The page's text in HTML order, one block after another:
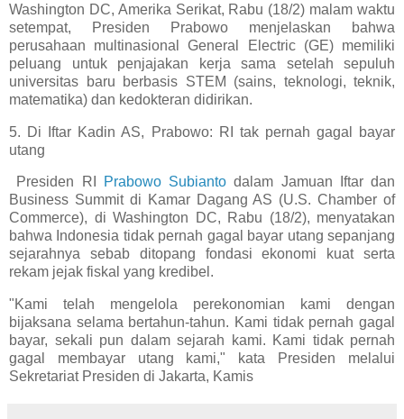
Washington DC, Amerika Serikat, Rabu (18/2) malam waktu
setempat, Presiden Prabowo menjelaskan bahwa
perusahaan multinasional General Electric (GE) memiliki
peluang untuk penjajakan kerja sama setelah sepuluh
universitas baru berbasis STEM (sains, teknologi, teknik,
matematika) dan kedokteran didirikan.
5. Di Iftar Kadin AS, Prabowo: RI tak pernah gagal bayar
utang
Presiden RI Prabowo Subianto dalam Jamuan Iftar dan
Business Summit di Kamar Dagang AS (U.S. Chamber of
Commerce), di Washington DC, Rabu (18/2), menyatakan
bahwa Indonesia tidak pernah gagal bayar utang sepanjang
sejarahnya sebab ditopang fondasi ekonomi kuat serta
rekam jejak fiskal yang kredibel.
"Kami telah mengelola perekonomian kami dengan
bijaksana selama bertahun-tahun. Kami tidak pernah gagal
bayar, sekali pun dalam sejarah kami. Kami tidak pernah
gagal membayar utang kami," kata Presiden melalui
Sekretariat Presiden di Jakarta, Kamis